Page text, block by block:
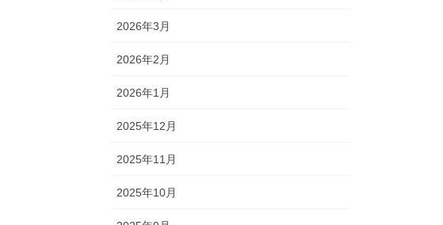
2026年3月
2026年2月
2026年1月
2025年12月
2025年11月
2025年10月